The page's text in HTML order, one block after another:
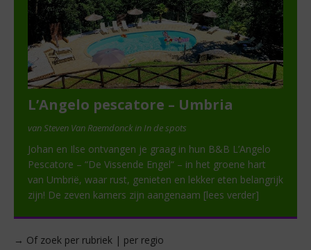
L’Angelo pescatore – Umbria
van Steven Van Raemdonck in In de spots
Johan en Ilse ontvangen je graag in hun B&B L’Angelo
Pescatore – “De Vissende Engel“ – in het groene hart
van Umbrië, waar rust, genieten en lekker eten belangrijk
zijn! De zeven kamers zijn aangenaam [lees verder]
→ Of zoek per rubriek | per regio